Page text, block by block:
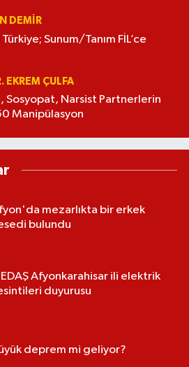
DEMİR
Sunum/Tanım FİL’ce
EKREM ÇULFA
Sosyopat, Narsist Partnerlerin
Manipülasyon
mezarlıkta bir erkek
bulundu
Afyonkarahisar ili elektrik
duyurusu
deprem mi geliyor?